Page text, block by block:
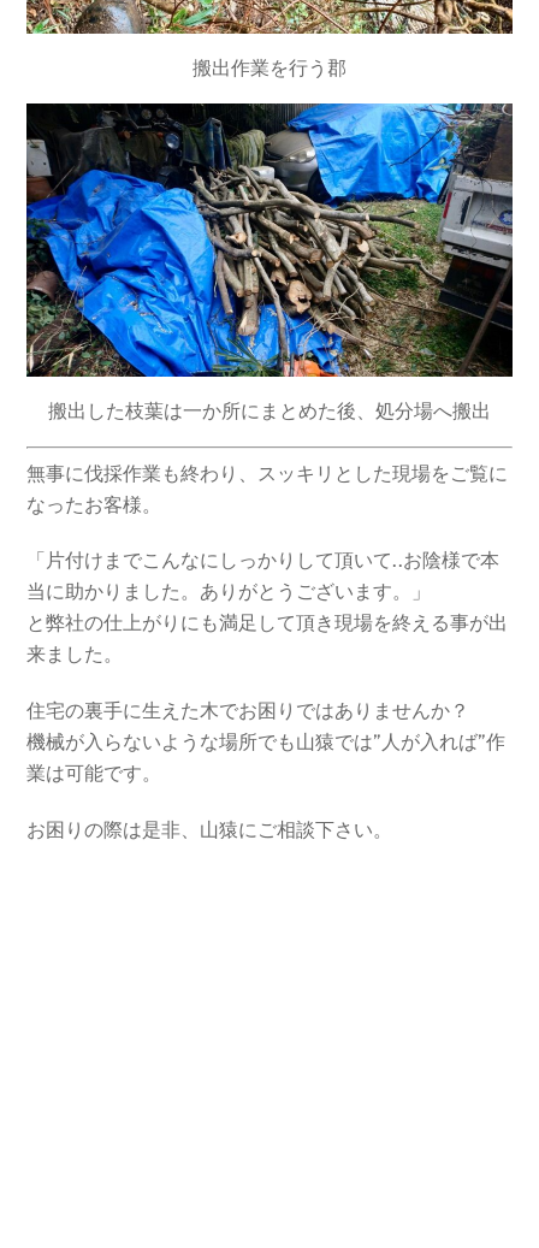
搬出作業を行う郡
搬出した枝葉は一か所にまとめた後、処分場へ搬出
無事に伐採作業も終わり、スッキリとした現場をご覧に
なったお客様。
「片付けまでこんなにしっかりして頂いて..お陰様で本
当に助かりました。ありがとうございます。」
と弊社の仕上がりにも満足して頂き現場を終える事が出
来ました。
住宅の裏手に生えた木でお困りではありませんか？
機械が入らないような場所でも山猿では”人が入れば”作
業は可能です。
お困りの際は是非、山猿にご相談下さい。